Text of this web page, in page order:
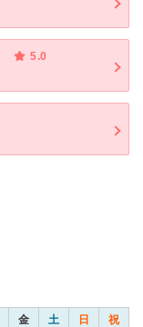
5.0
金 土 日 祝